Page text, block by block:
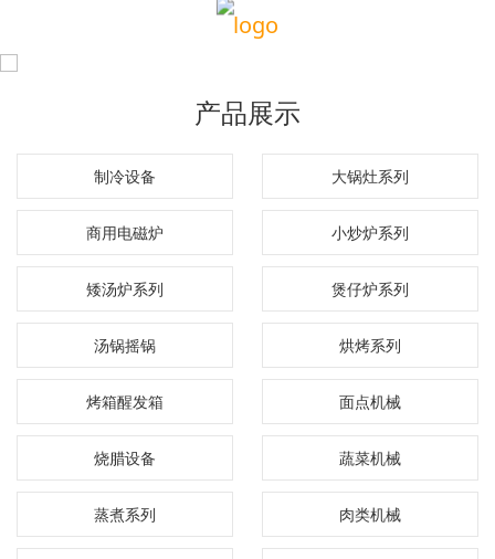
产品展示
制冷设备 大锅灶系列
商用电磁炉 小炒炉系列
矮汤炉系列 煲仔炉系列
汤锅摇锅 烘烤系列
烤箱醒发箱 面点机械
烧腊设备 蔬菜机械
蒸煮系列 肉类机械